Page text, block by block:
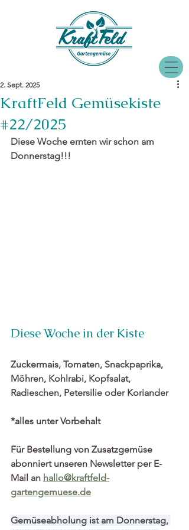
KraftFeld Gemüsekiste
#22/2025
2. Sept. 2025
Diese Woche ernten wir schon am
Donnerstag!!!
Diese Woche in der Kiste
Zuckermais, Tomaten, Snackpaprika,
Möhren, Kohlrabi, Kopfsalat,
Radieschen, Petersilie oder Koriander
*alles unter Vorbehalt
Für Bestellung von Zusatzgemüse
abonniert unseren Newsletter per E-
Mail an hallo@kraftfeld-
gartengemuese.de
Gemüseabholung ist am Donnerstag,